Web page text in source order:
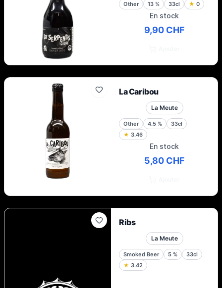
Other 13 % 33cl ★ 0
En stock
9,90 CHF
La Caribou
La Meute
Other 4.5 %
33cl
★ 3.46
En stock
5,80 CHF
Ribs
La Meute
Smoked Beer 5 %
33cl
★ 3.42